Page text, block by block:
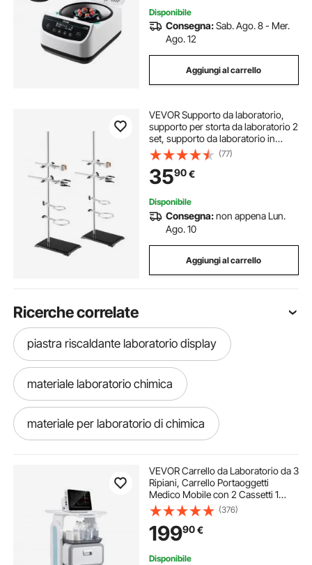
Disponibile
Consegna:Sab. Ago. 8 - Mer.
Ago. 12
Aggiungi al carrello
VEVOR Supporto da laboratorio,
supporto per storta da laboratorio 2
set, supporto da laboratorio in
acciaio Asta da 60 cm e base in
ghisa da 21 x 13,5 cm, include
morsetti per matracci
(77)
3590€
Disponibile
Consegna:non appena Lun.
Ago. 10
Aggiungi al carrello
Ricerche correlate
piastra riscaldante laboratorio display
materiale laboratorio chimica
materiale per laboratorio di chimica
agitatore magnetico laboratorio piastra riscaldante
VEVOR Carrello da Laboratorio da 3
Ripiani, Carrello Portaoggetti
Medico Mobile con 2 Cassetti 1
Vassoio, Carrello Servizio in
Materiale ABS, con 4 Ruote per
Laboratorio, Clinica, Ospedale,
Salone
(376)
19990€
Disponibile